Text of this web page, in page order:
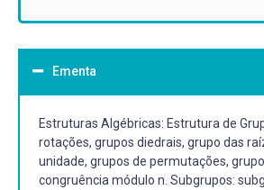
Ementa
Estruturas Algébricas: Estrutura de
rotações, grupos diedrais, grupo das
unidade, grupos de permutações,
congruência módulo n. Subgrupos: